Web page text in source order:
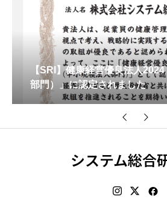
経営優良法人2024（中小規模法人
定されました
システム総合